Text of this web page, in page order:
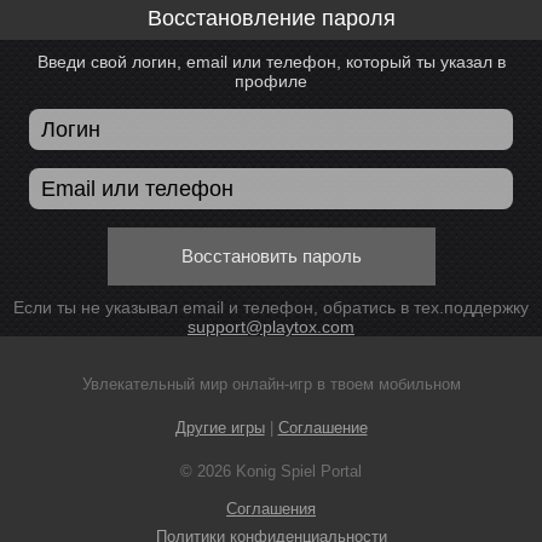
Восстановление пароля
Введи свой логин, email или телефон, который ты указал в
профиле
Восстановить пароль
Если ты не указывал email и телефон, обратись в тех.поддержку
support@playtox.com
Увлекательный мир онлайн-игр в твоем мобильном
Другие игры| Соглашение
© 2026 Konig Spiel Portal
Соглашения
Политики конфиденциальности